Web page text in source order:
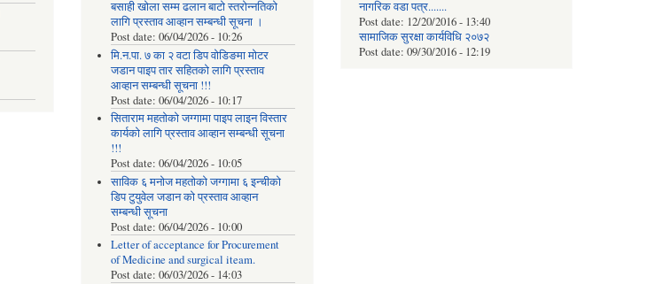
बसाही खोला सम्म ढलान बाटो स्तरोन्नतिको
लागि प्रस्ताव आव्हान सम्बन्धी सूचना ।
Post date: 06/04/2026 - 10:26
मि.न.पा. ७ का २ वटा डिप वोडिङमा मोटर
जडान पाइप तार सहितको लागि प्रस्ताव
आव्हान सम्बन्धी सूचना !!!
Post date: 06/04/2026 - 10:17
सिताराम महतोको जग्गामा पाइप लाइन विस्तार
कार्यको लागि प्रस्ताव आव्हान सम्बन्धी सूचना
!!!
Post date: 06/04/2026 - 10:05
साविक ६ मनोज महतोको जग्गामा ६ इन्चीको
डिप टुयुवेल जडान को प्रस्ताव आव्हान
सम्बन्धी सूचना
Post date: 06/04/2026 - 10:00
Letter of acceptance for Procurement
of Medicine and surgical iteam.
Post date: 06/03/2026 - 14:03
नागरिक वडा पत्र.......
Post date: 12/20/2016 - 13:40
सामाजिक सुरक्षा कार्यविधि २०७२
Post date: 09/30/2016 - 12:19